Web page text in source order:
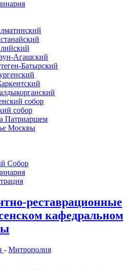
Агашский
Батырский
собор
собор
Патриаршем
Москвы
Собор
реставрационные
кафедральном
- Митрополия